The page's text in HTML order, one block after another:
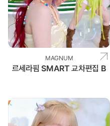
MAGNUM
르세라핌 SMART 교차편집 B